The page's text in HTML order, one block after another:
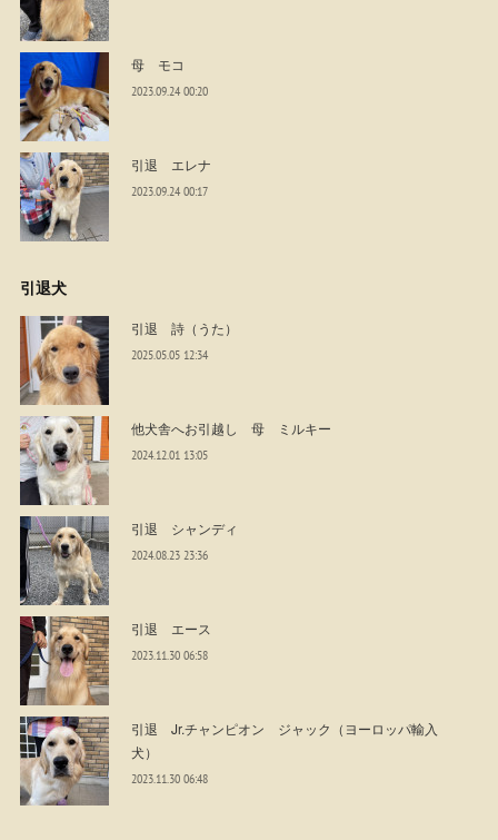
母 モコ
2023.09.24 00:20
引退 エレナ
2023.09.24 00:17
引退犬
引退 詩（うた）
2025.05.05 12:34
他犬舎へお引越し 母 ミルキー
2024.12.01 13:05
引退 シャンディ
2024.08.23 23:36
引退 エース
2023.11.30 06:58
引退 Jr.チャンピオン ジャック（ヨーロッパ輸入
犬）
2023.11.30 06:48